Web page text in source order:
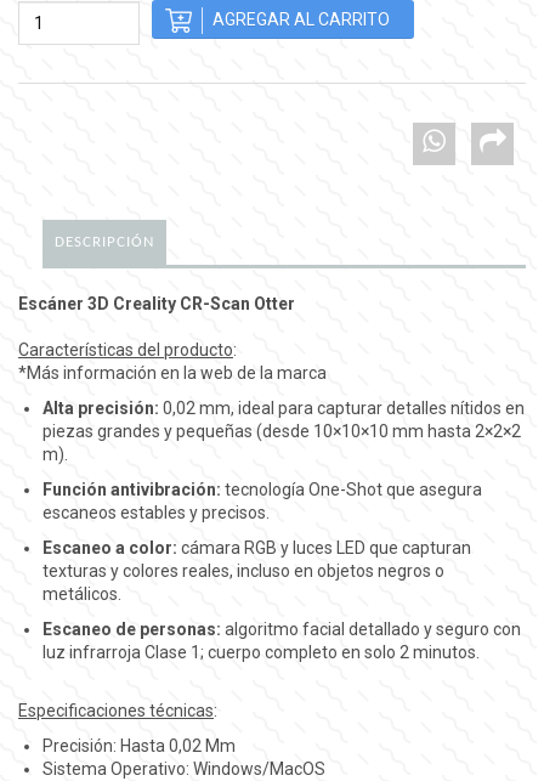
DESCRIPCIÓN
Escáner 3D Creality CR-Scan Otter
Características del producto:
*Más información en la web de la marca
Alta precisión: 0,02 mm, ideal para capturar detalles nítidos en
piezas grandes y pequeñas (desde 10×10×10 mm hasta 2×2×2
m).
Función antivibración: tecnología One-Shot que asegura
escaneos estables y precisos.
Escaneo a color: cámara RGB y luces LED que capturan
texturas y colores reales, incluso en objetos negros o
metálicos.
Escaneo de personas: algoritmo facial detallado y seguro con
luz infrarroja Clase 1; cuerpo completo en solo 2 minutos.
Especificaciones técnicas:
Precisión: Hasta 0,02 Mm
Sistema Operativo: Windows/MacOS